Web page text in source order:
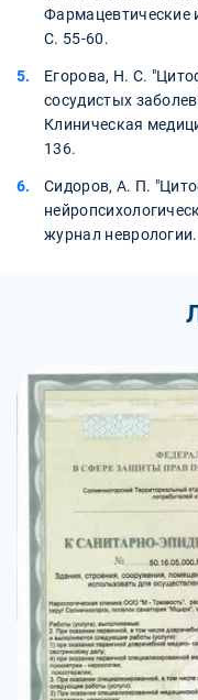
Фармацевтические
С. 55-60.
Егорова, Н. С.
сосудистых
Клиническая
136.
Сидоров, А. П.
журнал